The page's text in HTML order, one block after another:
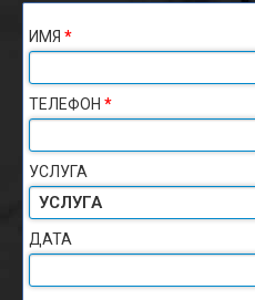
ИМЯ *
ТЕЛЕФОН *
УСЛУГА
ДАТА